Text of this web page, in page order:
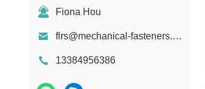
Fiona Hou
flrs@mechanical-fasteners.com
13384956386